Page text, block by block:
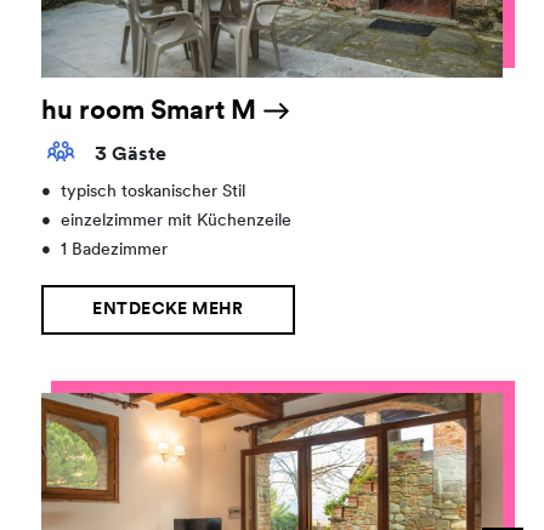
hu room Smart M
3 Gäste
•
typisch toskanischer Stil
•
einzelzimmer mit Küchenzeile
•
1 Badezimmer
ENTDECKE MEHR